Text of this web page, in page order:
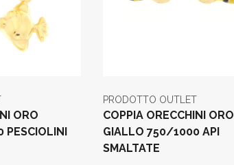
ORO
PRODOTTO OUTLET
COPPIA ORECCHINI ORO
GIALLO 750/1000 API
SMALTATE